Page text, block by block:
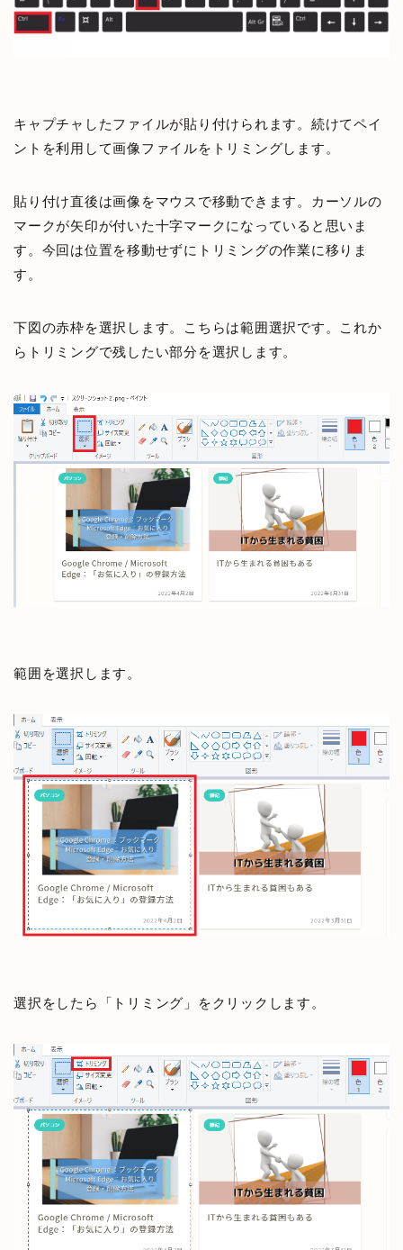
キャプチャしたファイルが貼り付けられます。続けてペイ
ントを利用して画像ファイルをトリミングします。
貼り付け直後は画像をマウスで移動できます。カーソルの
マークが矢印が付いた十字マークになっていると思いま
す。今回は位置を移動せずにトリミングの作業に移りま
す。
下図の赤枠を選択します。こちらは範囲選択です。これか
らトリミングで残したい部分を選択します。
範囲を選択します。
選択をしたら「トリミング」をクリックします。